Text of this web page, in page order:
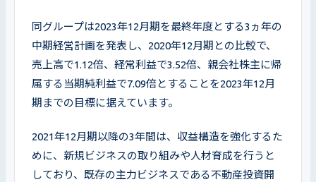
同グループは2023年12月期を最終年度とする3ヵ年の
中期経営計画を発表し、2020年12月期との比較で、
売上高で1.12倍、経常利益で3.52倍、親会社株主に帰
属する当期純利益で7.09倍とすることを2023年12月
期までの目標に据えています。
2021年12月期以降の3年間は、収益構造を強化するた
めに、新規ビジネスの取り組みや人材育成を行うと
しており、既存の主力ビジネスである不動産投資開